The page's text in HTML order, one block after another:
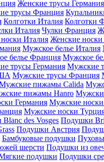
Женские трусы Германия
трусы Франция
Колготки Италия Колготки
Италия Чулки Франция
Италия Женские
Мужское белье Италия
белье Франция Мужское
трусы Германия Мужские
Мужские трусы Франция
пижамы Calida
пижамы Hanro
Германия Мужские
Мужские носки
des Vosges Подушки
Подушки Австрия
Бамбуковые подушки
шерсти Подушки из
подушки Подушки